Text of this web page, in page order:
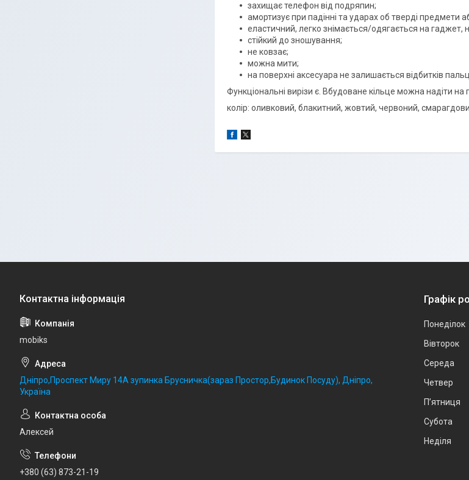
захищає телефон від подряпин;
амортизує при падінні та ударах об тверді предмети
еластичний, легко знімається/одягається на гаджет,
стійкий до зношування;
не ковзає;
можна мити;
на поверхні аксесуара не залишається відбитків
Функціональні вирізи є. Вбудоване кільце можна надіти
колір: оливковий, блакитний, жовтий, червоний,
mobiks
Дніпро,Проспект Миру 14А зупинка Брусничка(зараз Простор,Будинок Посуду), Дніпро,
Україна
Алексей
+380 (63) 873-21-19
Графік
Понеділок
Вівторок
Середа
Четвер
Пʼятниця
Субота
Неділя